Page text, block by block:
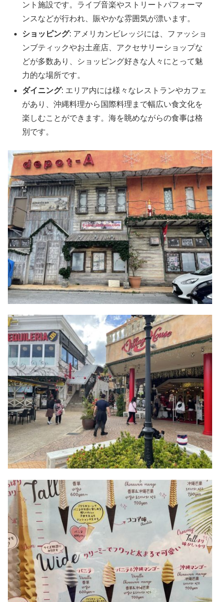
ント施設です。ライブ音楽やストリートパフォーマ
ンスなどが行われ、賑やかな雰囲気が漂います。
ショッピング: アメリカンビレッジには、ファッショ
ンブティックやお土産店、アクセサリーショップな
どが多数あり、ショッピング好きな人々にとって魅
力的な場所です。
ダイニング: エリア内には様々なレストランやカフェ
があり、沖縄料理から国際料理まで幅広い食文化を
楽しむことができます。海を眺めながらの食事は格
別です。